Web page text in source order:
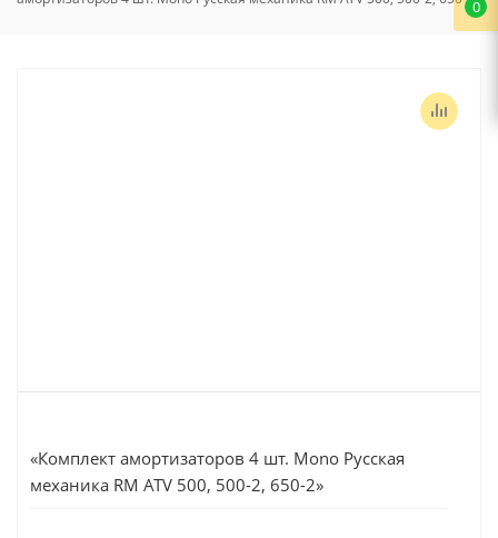
«Комплект амортизаторов 4 шт. Mono Русская
механика RM ATV 500, 500-2, 650-2»
0